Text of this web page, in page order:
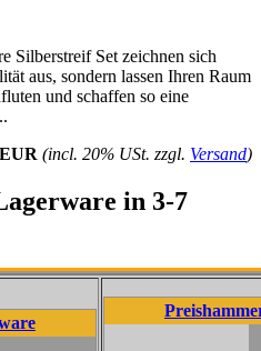
Silberstreif Set zeichnen sich
aus, sondern lassen Ihren Raum
und schaffen so eine
(incl. 20% USt. zzgl. Versand)
in 3-7
Preishammer